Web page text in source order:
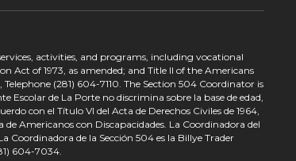
activities, and programs, including vocational
Act of 1973, as amended; and Title II of the Americans
(281) 604-7110. The Section 504 Coordinator is
Escolar de La Porte no discrimina sobre la base de edad,
con el Título VI del Acta de Derechos Civiles de 1964,
Americanos con Discapacidades. La Coordinadora del
Coordinadora de la Sección 504 es la Billye Trader
604-7034.